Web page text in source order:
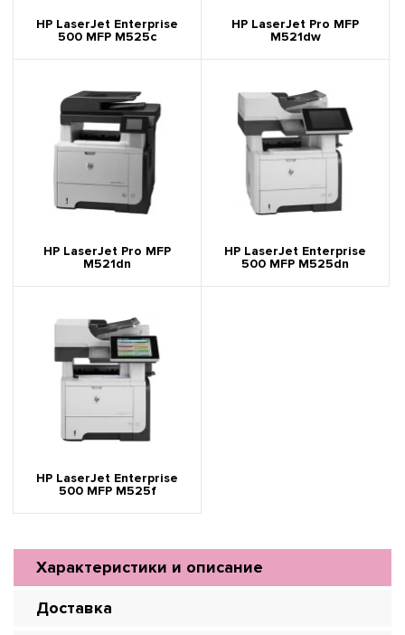
HP LaserJet Enterprise
500 MFP M525c
HP LaserJet Pro MFP
M521dw
HP LaserJet Pro MFP
M521dn
HP LaserJet Enterprise
500 MFP M525dn
HP LaserJet Enterprise
500 MFP M525f
Характеристики и описание
Доставка